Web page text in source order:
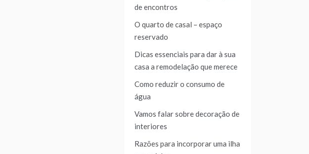
de encontros
O quarto de casal – espaço
reservado
Dicas essenciais para dar à sua
casa a remodelação que merece
Como reduzir o consumo de
água
Vamos falar sobre decoração de
interiores
Razões para incorporar uma ilha